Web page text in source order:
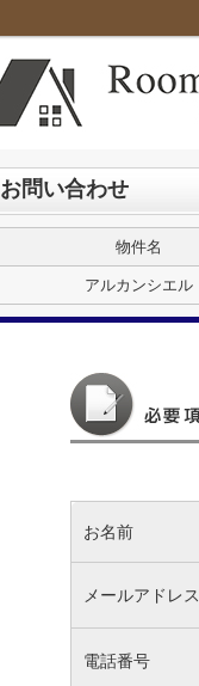
お問い合わせ
物件名
アルカンシエル
お名前
メールアドレス
電話番号